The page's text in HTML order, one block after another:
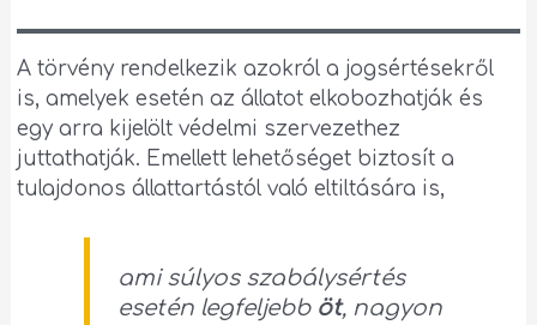
A törvény rendelkezik azokról a jogsértésekről
is, amelyek esetén az állatot elkobozhatják és
egy arra kijelölt védelmi szervezethez
juttathatják. Emellett lehetőséget biztosít a
tulajdonos állattartástól való eltiltására is,
ami súlyos szabálysértés
esetén legfeljebb öt, nagyon